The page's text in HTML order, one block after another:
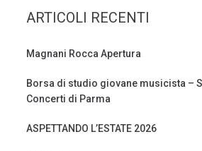
ARTICOLI RECENTI
Magnani Rocca Apertura
Borsa di studio giovane musicista –
Concerti di Parma
ASPETTANDO L’ESTATE 2026